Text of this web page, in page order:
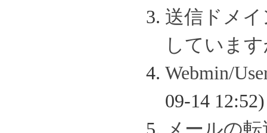
送信ドメイ
していま
Webmin/
09-14 12:52)